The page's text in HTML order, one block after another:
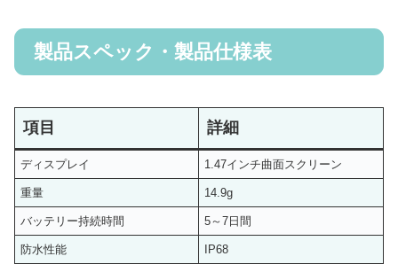
製品スペック・製品仕様表
項目 詳細
ディスプレイ 1.47インチ曲面スクリーン
重量 14.9g
バッテリー持続時間 5～7日間
防水性能 IP68